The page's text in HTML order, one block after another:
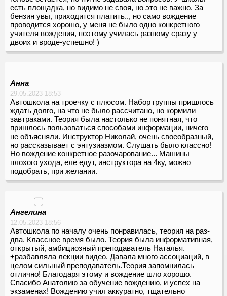
есть площадка, но видимо не своя, но это не важно. За
бензин увы, приходится платить.., но само вождение
проводится хорошо, у меня не было одно конкретного
учителя вождения, поэтому училась разному сразу у
двоих и вроде-успешно! )
Анна
29.05.2023 18:53
Автошкола на троечку с плюсом. Набор группы пришлось
ждать долго, на что не было рассчитано, но кормили
завтраками. Теория была настолько не понятная, что
пришлось пользоваться способами информации, ничего
не объясняли. Инструктор Николай, очень своеобразный,
но рассказывает с энтузиазмом. Слушать было классно!
Но вождение конкретное разочарование... Машины
плохого ухода, еле едут, инструктора на 4ку, можно
подобрать, при желании.
Ангелина
12.05.2023 18:56
Автошкола по началу очень понравилась, теория на раз-
два. Классное время было. Теория была информативная,
открытый, амбициозный преподаватель Наталья.
+разбавляла лекции видео. Давала много ассоциаций, в
целом сильный преподаватель.Теория запомнилась
отлично! Благодаря этому и вождение шло хорошо.
Спасибо Анатолию за обучение вождению, и успех на
экзаменах! Вождению учил аккуратно, тщательно